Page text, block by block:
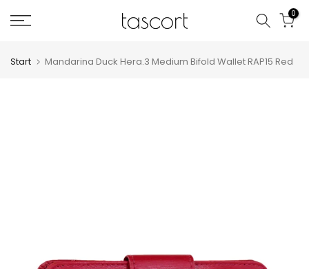
Zum
springen
0
Start Mandarina Duck Hera.3 Medium Bifold Wallet RAP15 Red